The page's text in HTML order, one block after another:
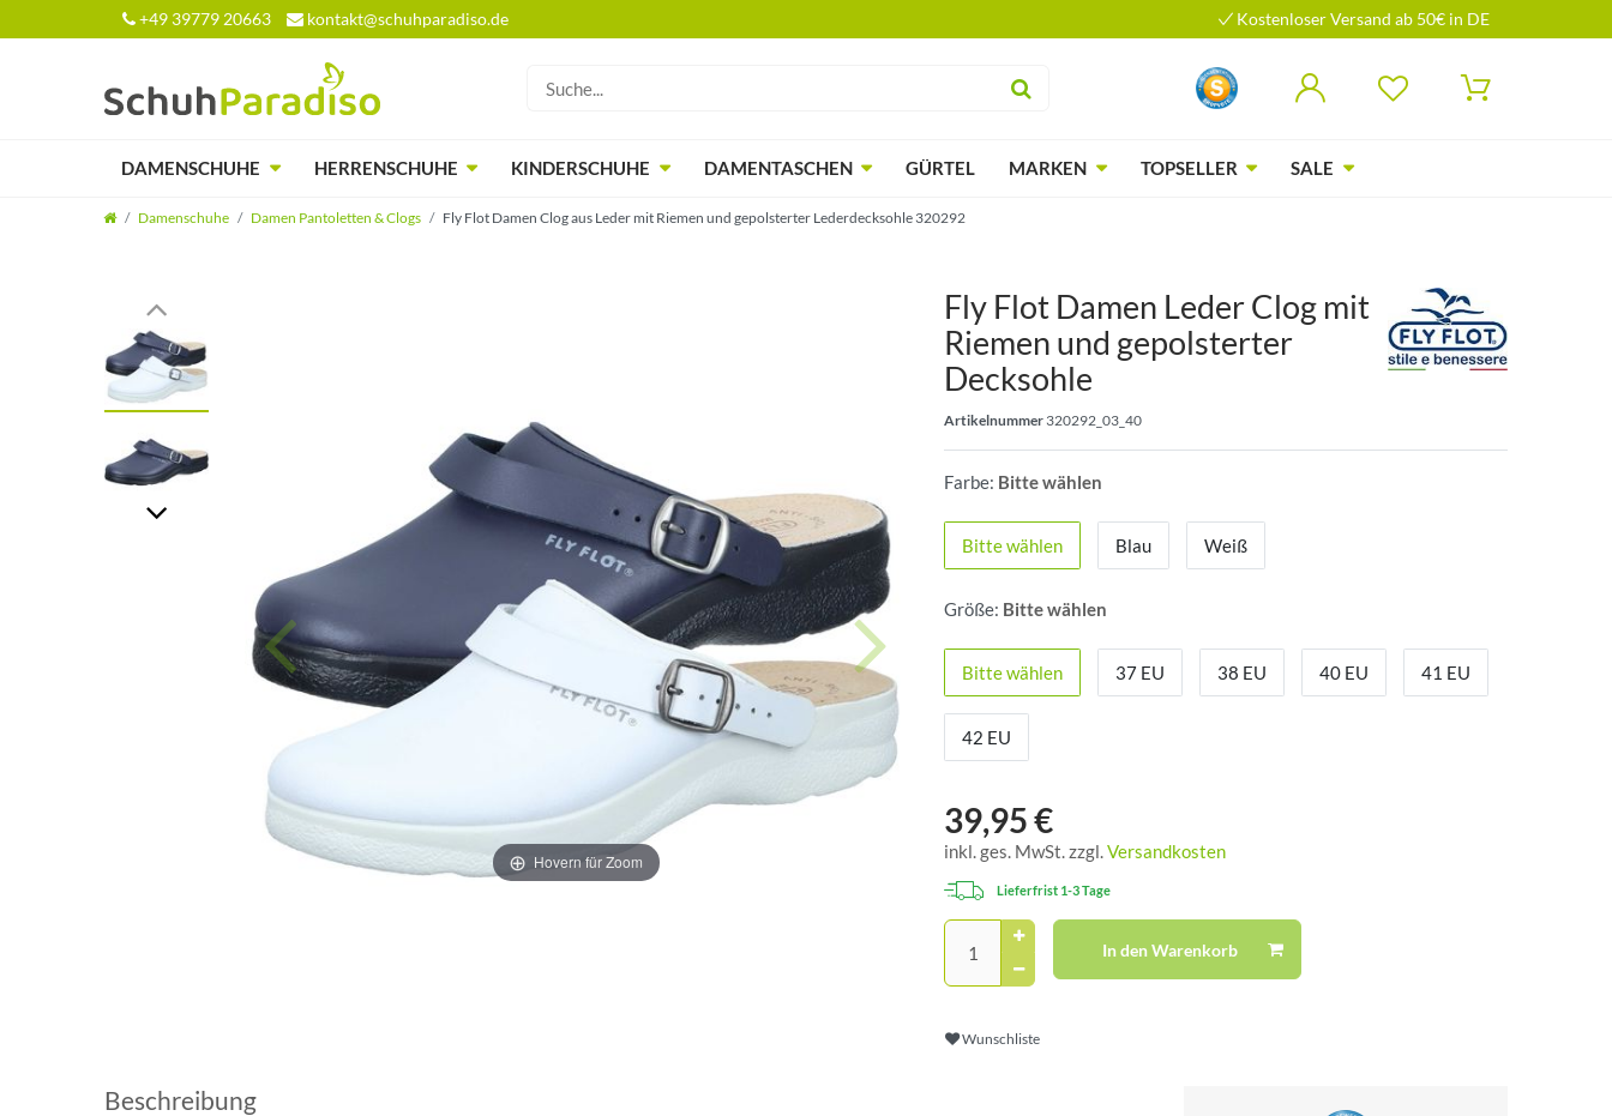
+49 39779 20663 kontakt@schuhparadiso.de Kostenloser Versand ab 50€ in DE
DAMENSCHUHE HERRENSCHUHE KINDERSCHUHE DAMENTASCHEN GÜRTEL MARKEN TOPSELLER SALE
Damenschuhe Damen Pantoletten & Clogs Fly Flot Damen Clog aus Leder mit Riemen und gepolsterter Lederdecksohle 320292
Hovern für Zoom
Fly Flot Damen Leder Clog mit
Riemen und gepolsterter
Decksohle
Artikelnummer 320292_03_40
Farbe: Bitte wählen
Bitte wählen Blau Weiß
Größe: Bitte wählen
Bitte wählen 37 EU 38 EU 40 EU 41 EU
42 EU
39,95 €
inkl. ges. MwSt. zzgl.Versandkosten
Lieferfrist 1-3 Tage
In den Warenkorb
Wunschliste
Beschreibung